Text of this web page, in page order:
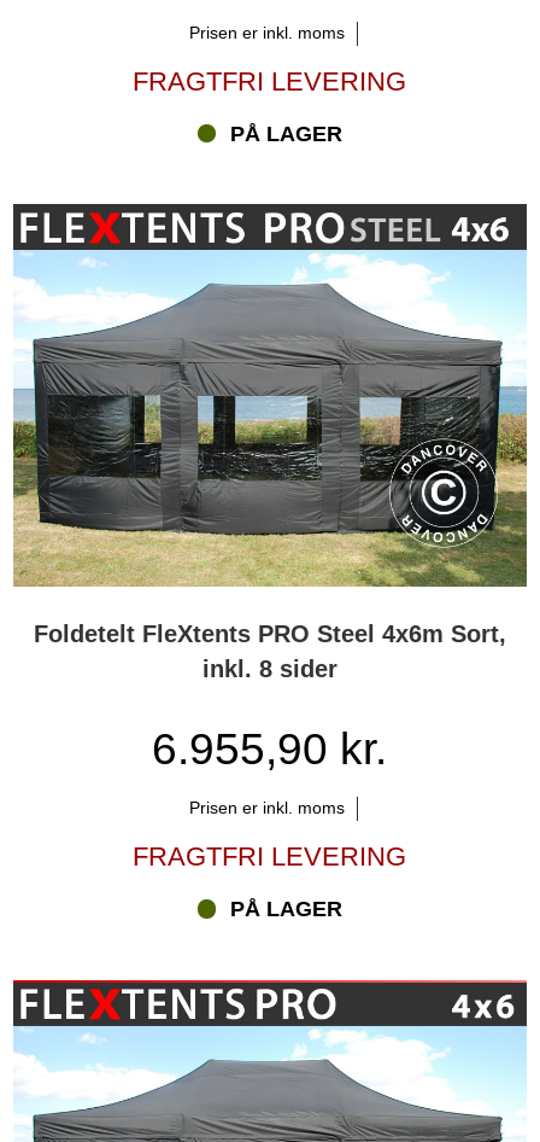
Prisen er inkl. moms
FRAGTFRI LEVERING
PÅ LAGER
Foldetelt FleXtents PRO Steel 4x6m Sort,
inkl. 8 sider
6.955,90 kr.
Prisen er inkl. moms
FRAGTFRI LEVERING
PÅ LAGER